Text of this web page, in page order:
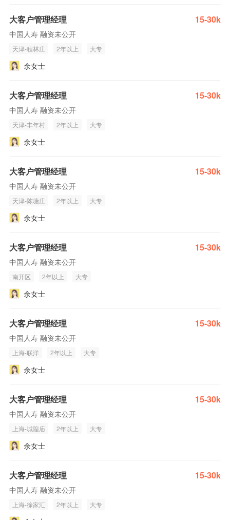
大客户管理经理 15-30k
中国人寿 融资未公开
天津-程林庄 2年以上 大专
余女士
大客户管理经理 15-30k
中国人寿 融资未公开
天津-丰年村 2年以上 大专
余女士
大客户管理经理 15-30k
中国人寿 融资未公开
天津-陈塘庄 2年以上 大专
余女士
大客户管理经理 15-30k
中国人寿 融资未公开
南开区 2年以上 大专
余女士
大客户管理经理 15-30k
中国人寿 融资未公开
上海-联洋 2年以上 大专
余女士
大客户管理经理 15-30k
中国人寿 融资未公开
上海-城隍庙 2年以上 大专
余女士
大客户管理经理 15-30k
中国人寿 融资未公开
上海-徐家汇 2年以上 大专